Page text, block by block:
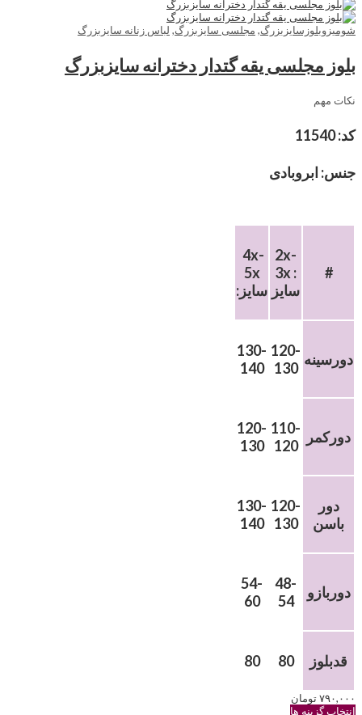
شومیزوبلوزسایزبزرگ, مجلسی سایزبزرگ, لباس زنانه سایزبزرگ
بلوز مجلسی یقه گتدار دخترانه سایزبزرگ
نکات مهم
کد: 11540
جنس: ابروبادی
4x-
5x
:سایز
2x-
3x :
سایز
#
130-
140
120-
130 دورسینه
120-
130
110-
120
دورکمر
130-
140
120-
130
دور
باسن
54-
60
48-
54
دوربازو
80 80 قدبلوز
۷۹۰,۰۰۰تومان
انتخاب گزینه ها